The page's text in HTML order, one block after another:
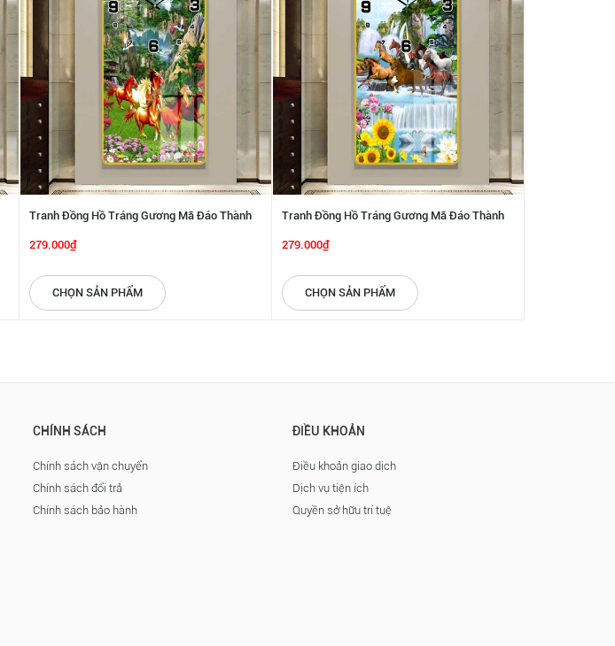
Tranh Đồng Hồ Tráng Gương Mã Đáo Thành
Công SGP 1692274
279.000₫
CHỌN SẢN PHẨM
Tranh Đồng Hồ Tráng Gương Mã Đáo Thành
Công SGP 1692273
279.000₫
CHỌN SẢN PHẨM
CHÍNH SÁCH
Chính sách vận chuyển
Chính sách đổi trả
Chính sách bảo hành
ĐIỀU KHOẢN
Điều khoản giao dịch
Dịch vụ tiện ích
Quyền sở hữu trí tuệ